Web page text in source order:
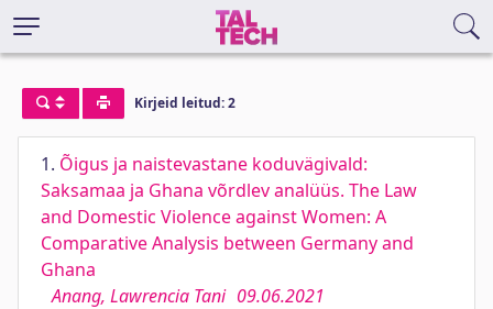
Kirjeid leitud: 2
1. Õigus ja naistevastane koduvägivald:
Saksamaa ja Ghana võrdlev analüüs. The Law
and Domestic Violence against Women: A
Comparative Analysis between Germany and
Ghana
Anang, Lawrencia Tani 09.06.2021